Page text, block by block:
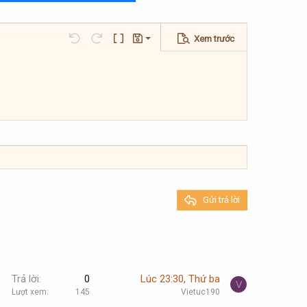
Undo Redo Toggle BB code
Bản thảo
Lưu nháp
Xem trước
Gửi trả lời
Trả lời 0
Lượt xem 145
Lúc 23:30, Thứ ba
Vietuc190
V